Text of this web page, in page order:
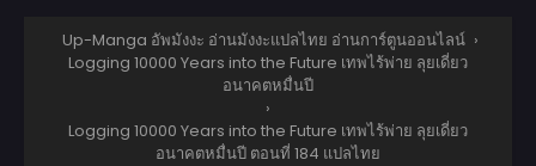
Up-Manga อัพมังงะ อ่านมังงะแปลไทย อ่านการ์ตูนออนไลน์ ›
Logging 10000 Years into the Future เทพไร้พ่าย ลุยเดี่ยว
อนาคตหมื่นปี
›
Logging 10000 Years into the Future เทพไร้พ่าย ลุยเดี่ยว
อนาคตหมื่นปี ตอนที่ 184 แปลไทย